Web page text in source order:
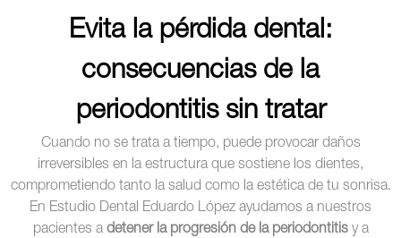
Evita la pérdida dental:
consecuencias de la
periodontitis sin tratar
Cuando no se trata a tiempo, puede provocar daños
irreversibles en la estructura que sostiene los dientes,
comprometiendo tanto la salud como la estética de tu sonrisa.
En Estudio Dental Eduardo López ayudamos a nuestros
pacientes a detener la progresión de la periodontitisy a